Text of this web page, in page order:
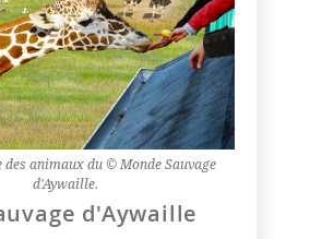
animaux du © Monde Sauvage
d'Aywaille.
d'Aywaille